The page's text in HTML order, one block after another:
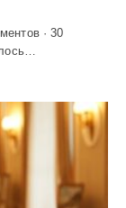
· 30